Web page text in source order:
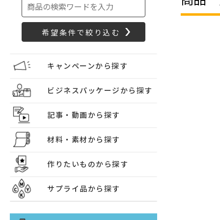
キャンペーンから探す
ビジネスパッケージから探す
記事・動画から探す
材料・素材から探す
作りたいものから探す
サプライ品から探す